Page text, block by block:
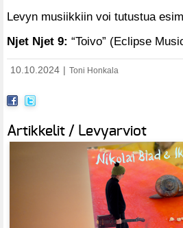
Levyn musiikkiin voi tutustua
Njet Njet 9: “Toivo” (Eclipse
10.10.2024 Toni Honkala
Artikkelit / Levyarviot